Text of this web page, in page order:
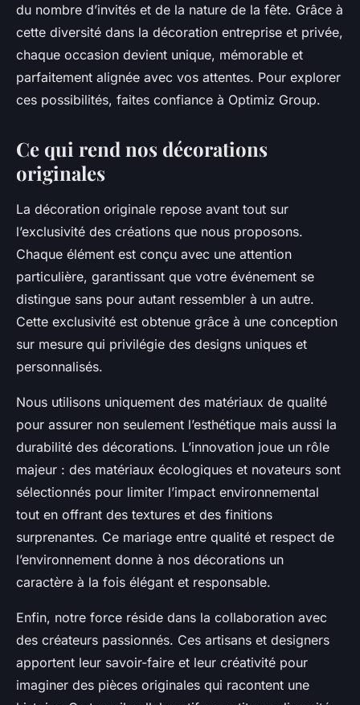
du nombre d’invités et de la nature de la fête. Grâce à
cette diversité dans la décoration entreprise et privée,
chaque occasion devient unique, mémorable et
parfaitement alignée avec vos attentes. Pour explorer
ces possibilités, faites confiance à Optimiz Group.
Ce qui rend nos décorations
originales
La décoration originale repose avant tout sur
l’exclusivité des créations que nous proposons.
Chaque élément est conçu avec une attention
particulière, garantissant que votre événement se
distingue sans pour autant ressembler à un autre.
Cette exclusivité est obtenue grâce à une conception
sur mesure qui privilégie des designs uniques et
personnalisés.
Nous utilisons uniquement des matériaux de qualité
pour assurer non seulement l’esthétique mais aussi la
durabilité des décorations. L’innovation joue un rôle
majeur : des matériaux écologiques et novateurs sont
sélectionnés pour limiter l’impact environnemental
tout en offrant des textures et des finitions
surprenantes. Ce mariage entre qualité et respect de
l’environnement donne à nos décorations un
caractère à la fois élégant et responsable.
Enfin, notre force réside dans la collaboration avec
des créateurs passionnés. Ces artisans et designers
apportent leur savoir-faire et leur créativité pour
imaginer des pièces originales qui racontent une